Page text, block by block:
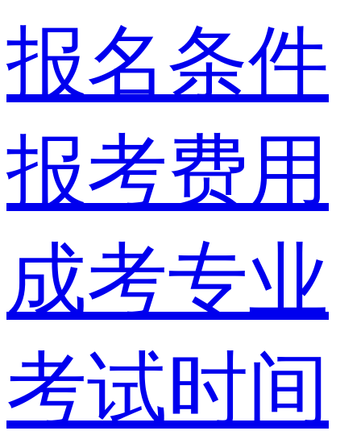
报名条件
报考费用
成考专业
考试时间